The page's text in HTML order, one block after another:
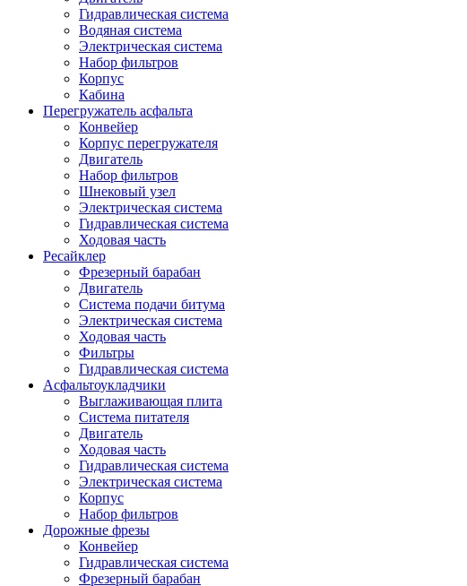
Гидравлическая система
Водяная система
Электрическая система
Набор фильтров
Корпус
Кабина
Перегружатель асфальта
Конвейер
Корпус перегружателя
Двигатель
Набор фильтров
Шнековый узел
Электрическая система
Гидравлическая система
Ходовая часть
Ресайклер
Фрезерный барабан
Двигатель
Система подачи битума
Электрическая система
Ходовая часть
Фильтры
Гидравлическая система
Асфальтоукладчики
Выглаживающая плита
Система питателя
Двигатель
Ходовая часть
Гидравлическая система
Электрическая система
Корпус
Набор фильтров
Дорожные фрезы
Конвейер
Гидравлическая система
Фрезерный барабан